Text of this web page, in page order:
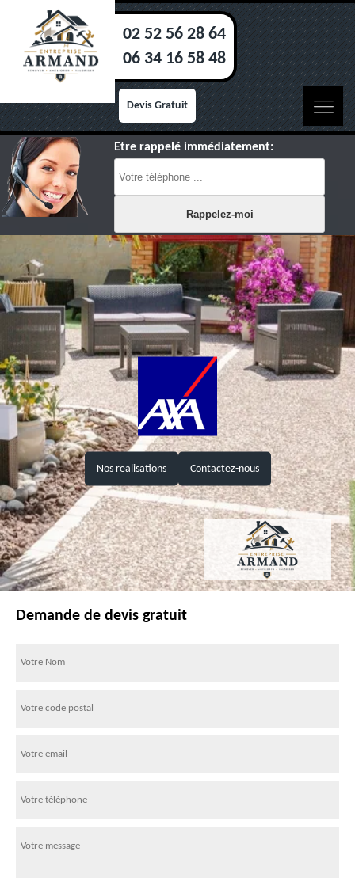
02 52 56 28 64
06 34 16 58 48
Devis Gratuit
Etre rappelé immédiatement:
Nos realisations Contactez-nous
Demande de devis gratuit